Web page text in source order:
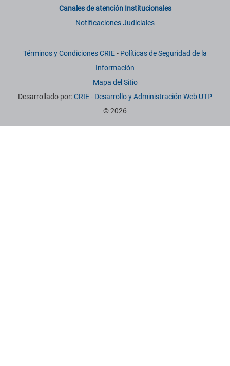
Canales de atención Institucionales
Notificaciones Judiciales
Términos y Condiciones CRIE- Políticas de Seguridad de la
Información
Mapa del Sitio
Desarrollado por:CRIE - Desarrollo y Administración Web UTP
© 2026